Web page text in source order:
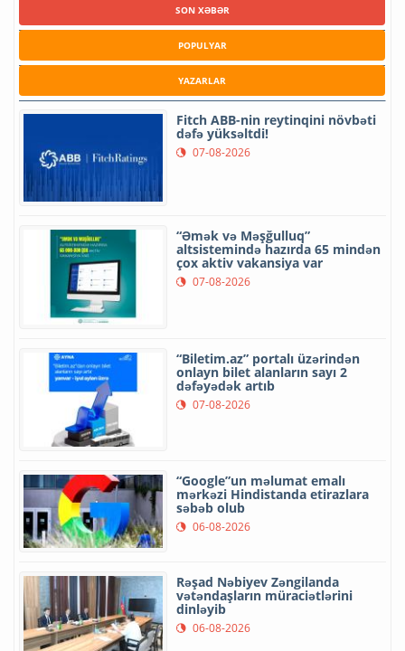
SON XƏBƏR
POPULYAR
YAZARLAR
Fitch ABB-nin reytinqini növbəti
dəfə yüksəltdi!
07-08-2026
“Əmək və Məşğulluq”
altsistemində hazırda 65 mindən
çox aktiv vakansiya var
07-08-2026
“Biletim.az” portalı üzərindən
onlayn bilet alanların sayı 2
dəfəyədək artıb
07-08-2026
“Google”un məlumat emalı
mərkəzi Hindistanda etirazlara
səbəb olub
06-08-2026
Rəşad Nəbiyev Zəngilanda
vətəndaşların müraciətlərini
dinləyib
06-08-2026